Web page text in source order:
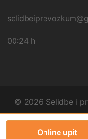
Online upit
00:24 h
© 2026 Selidbe i